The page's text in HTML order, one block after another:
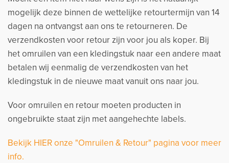
mogelijk deze binnen de wettelijke retourtermijn van 14
dagen na ontvangst aan ons te retourneren. De
verzendkosten voor retour zijn voor jou als koper. Bij
het omruilen van een kledingstuk naar een andere maat
betalen wij eenmalig de verzendkosten van het
kledingstuk in de nieuwe maat vanuit ons naar jou.
Voor omruilen en retour moeten producten in
ongebruikte staat zijn met aangehechte labels.
Bekijk HIER onze "Omruilen & Retour" pagina voor meer
info.